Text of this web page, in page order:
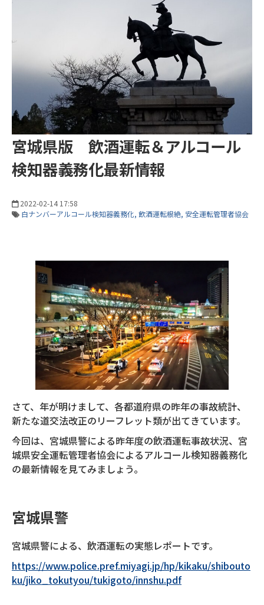
宮城県版 飲酒運転＆アルコール
検知器義務化最新情報
2022-02-14 17:58
白ナンバーアルコール検知器義務化 飲酒運転根絶 安全運転管理者協会
さて、年が明けまして、各都道府県の昨年の事故統計、
新たな道交法改正のリーフレット類が出てきています。
今回は、宮城県警による昨年度の飲酒運転事故状況、宮
城県安全運転管理者協会によるアルコール検知器義務化
の最新情報を見てみましょう。
宮城県警
宮城県警による、飲酒運転の実態レポートです。
https://www.police.pref.miyagi.jp/hp/kikaku/shibouto
ku/jiko_tokutyou/tukigoto/innshu.pdf